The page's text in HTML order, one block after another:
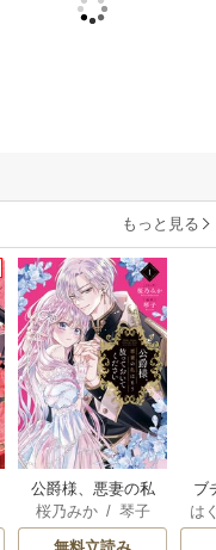
もっと見る
公爵様、悪妻の私
はもう放っておい
てください
桜乃みか/ 琴子
ブ
復
は